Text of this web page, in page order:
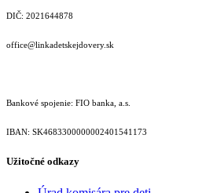
DIČ: 2021644878
office@linkadetskejdovery.sk
Bankové spojenie: FIO banka, a.s.
IBAN: SK46833000000­02401541173
Užitočné odkazy